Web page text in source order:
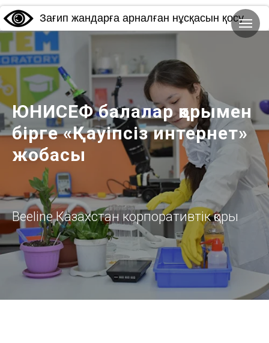
Зағип жандарға арналған нұсқасын қосу
ЮНИСЕФ балалар қорымен
бірге «Қауіпсіз интернет»
жобасы
Beeline Казахстан корпоративтік қоры